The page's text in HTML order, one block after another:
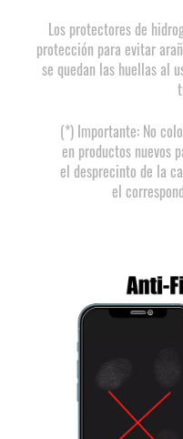
Los protectores de
protección para evitar
se quedan las huellas al
(*) Importante: No
en productos nuevos
el desprecinto de la
el